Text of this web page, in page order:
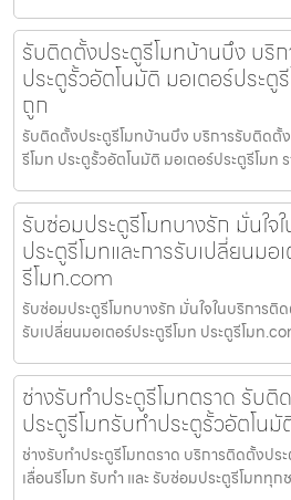
รับติดตั้งประตูรีโมทบ้านบึง บริ
ประตูรั้วอัตโนมัติ มอเตอร์ประตู
ถูก
รับติดตั้งประตูรีโมทบ้านบึง บริการรับติดตั้
รีโมท ประตูรั้วอัตโนมัติ มอเตอร์ประตูรีโมท
รับซ่อมประตูรีโมทบางรัก มั่นใจ
ประตูรีโมทและการรับเปลี่ยนมอ
รีโมท.com
รับซ่อมประตูรีโมทบางรัก มั่นใจในบริการติ
รับเปลี่ยนมอเตอร์ประตูรีโมท ประตูรีโมท
ช่างรับทำประตูรีโมทตราด รับ
ประตูรีโมทรับทำประตูรั้วอัตโนมั
ช่างรับทำประตูรีโมทตราด บริการติดตั้งปร
เลื่อนรีโมท รับทำ และ รับซ่อมประตูรีโมททุก